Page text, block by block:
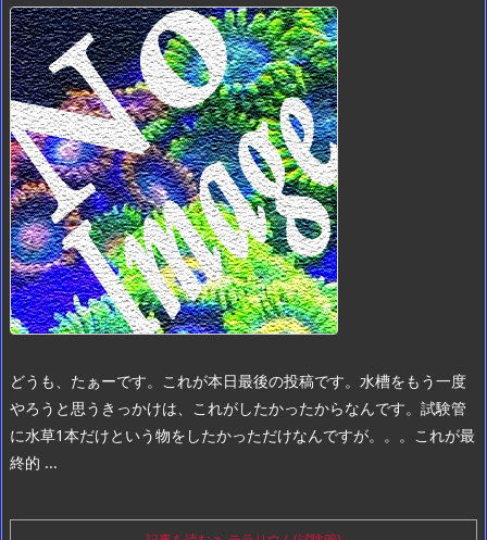
どうも、たぁーです。 これが本日最後の投稿です。 水槽をもう一度
やろうと思うきっかけは、これがしたかったからなんです。 試験管
に水草1本だけという物をしたかっただけなんですが。。。 これが最
終的 ...